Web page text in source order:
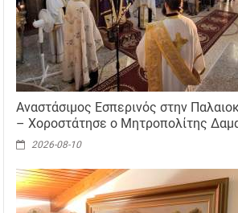
Αναστάσιμος Εσπερινός στην
– Χοροστάτησε ο Μητροπολίτης
2026-08-10